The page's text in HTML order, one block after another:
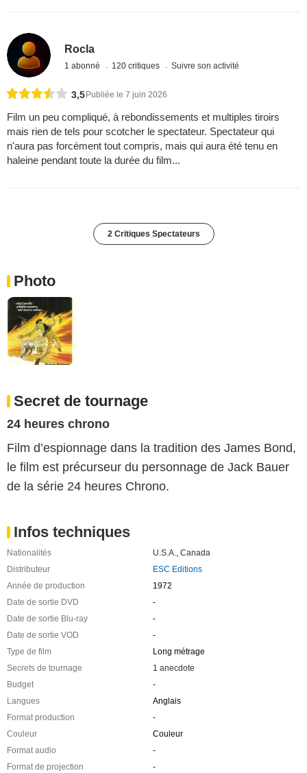
Rocla
1 abonné 120 critiques Suivre son activité
3,5Publiée le 7 juin 2026
Film un peu compliqué, à rebondissements et multiples tiroirs
mais rien de tels pour scotcher le spectateur. Spectateur qui
n'aura pas forcément tout compris, mais qui aura été tenu en
haleine pendant toute la durée du film...
2 Critiques Spectateurs
Photo
Secret de tournage
24 heures chrono
Film d’espionnage dans la tradition des James Bond,
le film est précurseur du personnage de Jack Bauer
de la série 24 heures Chrono.
Infos techniques
Nationalités U.S.A., Canada
Distributeur
ESC Editions
Année de production
1972
Date de sortie DVD
-
Date de sortie Blu-ray
-
Date de sortie VOD
-
Type de film
Long métrage
Secrets de tournage
1 anecdote
Budget
-
Langues
Anglais
Format production
-
Couleur
Couleur
Format audio
-
Format de projection
-